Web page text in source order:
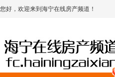
您好，欢迎来到海宁在线房产频道！